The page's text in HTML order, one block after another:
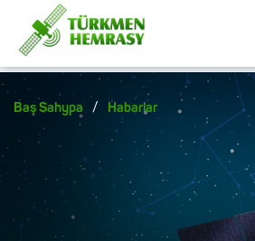
Baş Sahypa / Habarlar